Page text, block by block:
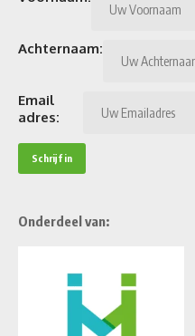
Achternaam:
Email
adres:
Onderdeel van: